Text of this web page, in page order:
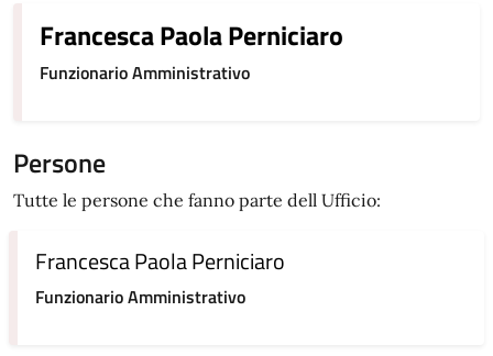
Francesca Paola Perniciaro
Funzionario Amministrativo
Persone
Tutte le persone che fanno parte dell Ufficio:
Francesca Paola Perniciaro
Funzionario Amministrativo